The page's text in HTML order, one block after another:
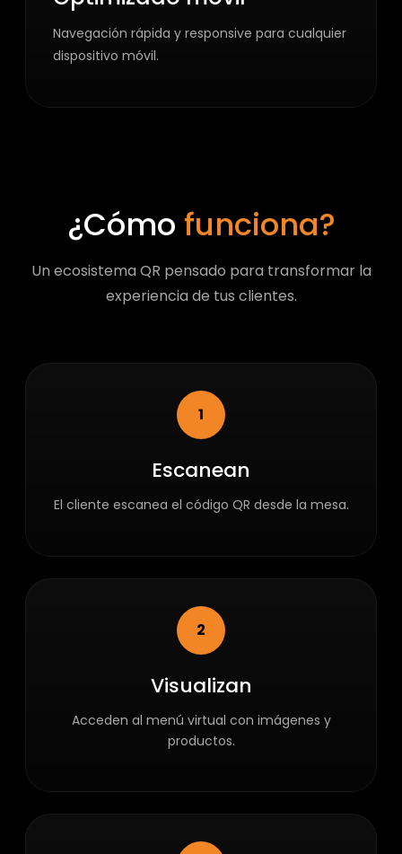
Navegación rápida y responsive para cualquier
dispositivo móvil.
¿Cómo funciona?
Un ecosistema QR pensado para transformar la
experiencia de tus clientes.
1
Escanean
El cliente escanea el código QR desde la mesa.
2
Visualizan
Acceden al menú virtual con imágenes y
productos.